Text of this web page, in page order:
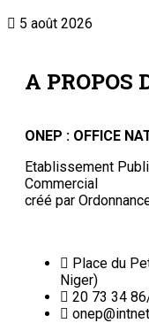
5 août 2026
A PROPOS
ONEP : OFFICE
Etablissement
Commercial
créé par
Place du
Niger)
20 73 34